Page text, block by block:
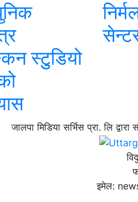
स्टुुडियो
जालपा मिडिया सर्भिस प्रा. लि
इमेल: